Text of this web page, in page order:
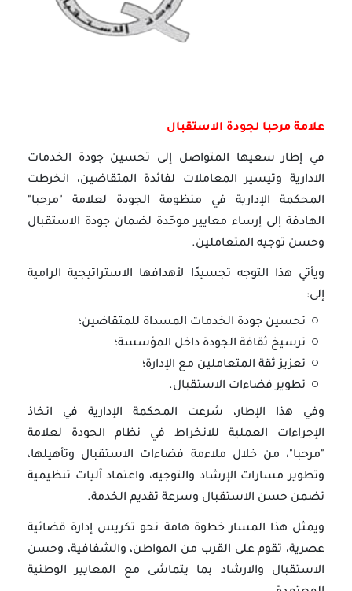
علامة مرحبا لجودة الاستقبال
في إطار سعيها المتواصل إلى تحسين جودة الخدمات
الادارية وتيسير المعاملات لفائدة المتقاضين، انخرطت
المحكمة الإدارية في منظومة الجودة لعلامة "مرحبا"
الهادفة إلى إرساء معايير موحّدة لضمان جودة الاستقبال
وحسن توجيه المتعاملين.
ويأتي هذا التوجه تجسيدًا لأهدافها الاستراتيجية الرامية
إلى:
تحسين جودة الخدمات المسداة للمتقاضين؛
ترسيخ ثقافة الجودة داخل المؤسسة؛
تعزيز ثقة المتعاملين مع الإدارة؛
تطوير فضاءات الاستقبال.
وفي هذا الإطار، شرعت المحكمة الإدارية في اتخاذ
الإجراءات العملية للانخراط في نظام الجودة لعلامة
"مرحبا"، من خلال ملاءمة فضاءات الاستقبال وتأهيلها،
وتطوير مسارات الإرشاد والتوجيه، واعتماد آليات تنظيمية
تضمن حسن الاستقبال وسرعة تقديم الخدمة.
ويمثل هذا المسار خطوة هامة نحو تكريس إدارة قضائية
عصرية، تقوم على القرب من المواطن، والشفافية، وحسن
الاستقبال والارشاد بما يتماشى مع المعايير الوطنية